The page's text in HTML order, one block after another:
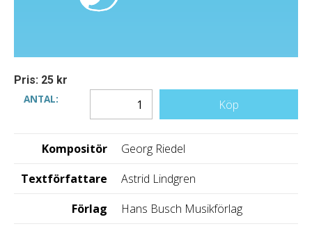
Pris: 25 kr
ANTAL:
Köp
Kompositör
Georg Riedel
Textförfattare
Astrid Lindgren
Förlag
Hans Busch Musikförlag